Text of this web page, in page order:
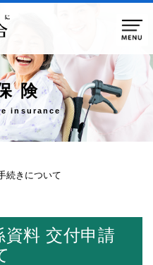
険
insurance
続きについて
資料 交付申請